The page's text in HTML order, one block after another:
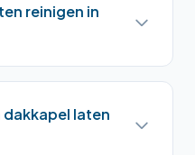
reinigen in
dakkapel laten